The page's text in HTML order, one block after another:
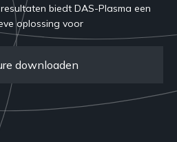
biedt DAS-Plasma een
oplossing voor
downloaden